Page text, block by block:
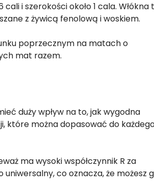
i szerokości około 1 cala. Włókna
z żywicą fenolową i woskiem.
poprzecznym na matach o
mat razem.
duży wpływ na to, jak wygodna
które można dopasować do
ma wysoki współczynnik R za
co oznacza, że możesz